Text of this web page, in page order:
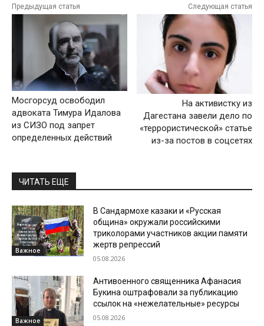
Предыдущая статья
Мосгорсуд освободил
адвоката Тимура Идалова
из СИЗО под запрет
определенных действий
Следующая статья
На активистку из
Дагестана завели дело по
«террористической» статье
из-за постов в соцсетях
ЧИТАТЬ ЕЩЕ
Важное
В Сандармохе казаки и «Русская
община» окружали российскими
триколорами участников акции памяти
жертв репрессий
05.08.2026
Важное
Антивоенного священника Афанасия
Букина оштрафовали за публикацию
ссылок на «нежелательные» ресурсы
05.08.2026